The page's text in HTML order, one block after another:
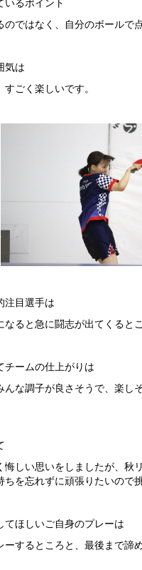
ではなく、自分のボールで
気は
ごく楽しいです。
目選手は
なると急に闘志が出てくると
ームの仕上がりは
んな調子が良さそうで、楽し
しい思いをしましたが、秋
を忘れずに頑張りたいので
ほしいご自身のプレーは
ーするところと、最後まで諦